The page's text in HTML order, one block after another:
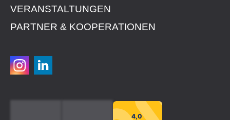
VERANSTALTUNGEN
PARTNER & KOOPERATIONEN
4,0